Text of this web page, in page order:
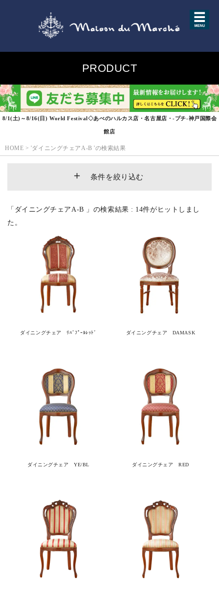
PRODUCT
8/1(土)～8/16(日) World Festival◇あべのハルカス店・名古屋店・-プチ-神戸国際会
館店
HOME > 'ダイニングチェアA-B 'の検索結果
条件を絞り込む
「ダイニングチェアA-B 」の検索結果 : 14件がヒットしまし
た。
ダイニングチェア ﾘﾊﾞﾌﾟｰﾙﾚｯﾄﾞ ダイニングチェア DAMASK
ダイニングチェア YE/BL ダイニングチェア RED